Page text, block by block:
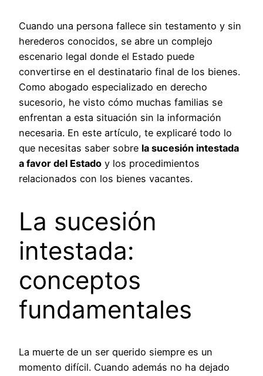
Cuando una persona fallece sin testamento y sin
herederos conocidos, se abre un complejo
escenario legal donde el Estado puede
convertirse en el destinatario final de los bienes.
Como abogado especializado en derecho
sucesorio, he visto cómo muchas familias se
enfrentan a esta situación sin la información
necesaria. En este artículo, te explicaré todo lo
que necesitas saber sobre la sucesión intestada
a favor del Estado y los procedimientos
relacionados con los bienes vacantes.
La sucesión
intestada:
conceptos
fundamentales
La muerte de un ser querido siempre es un
momento difícil. Cuando además no ha dejado